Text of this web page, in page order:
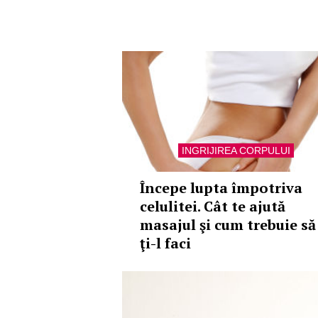
INGRIJIREA CORPULUI
Începe lupta împotriva
celulitei. Cât te ajută
masajul şi cum trebuie să
ţi-l faci